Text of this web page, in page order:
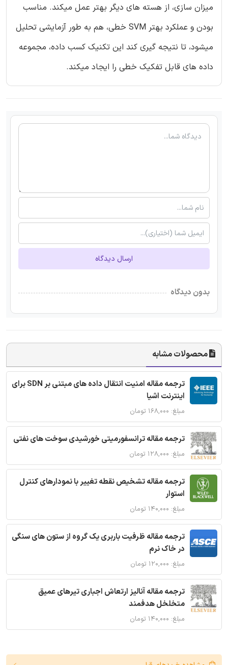
میزان سازی، از هسته های دیگر بهتر عمل میکند. مناسب
بودن و عملکرد بهتر SVM خطی، هم به طور آزمایشی تحلیل
میشود، تا نتیجه گیری کند این تکنیک کسب داده، مجموعه
داده های قابل تفکیک خطی را ایجاد میکند.
ارسال دیدگاه
بدون دیدگاه
محصولات مشابه
ترجمه مقاله امنیت انتقال داده های مبتنی بر SDN برای
اینترنت اشیا
مبلغ: ۱۶۸,۰۰۰ تومان
ترجمه مقاله ترانسفورمیتی خورشیدی سوخت های نفتی
مبلغ: ۱۲۸,۰۰۰ تومان
ترجمه مقاله تشخیص نقطه تغییر با نمودارهای کنترل
استوار
مبلغ: ۱۴۰,۰۰۰ تومان
ترجمه مقاله ظرفیت باربری یک گروه از ستون های سنگی
در خاک نرم
مبلغ: ۱۲۰,۰۰۰ تومان
ترجمه مقاله آنالیز ارتعاش اجباری تیرهای عمیق
متخلخل هدفمند
مبلغ: ۱۴۰,۰۰۰ تومان